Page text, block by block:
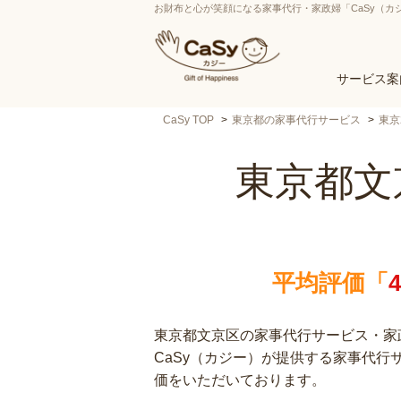
お財布と心が笑顔になる家事代行・家政婦「CaSy（カ
サービス
CaSy TOP 東京都の家事代行サービス 東
東京都
平均評価「
東京都文京区の家事代行サービス・
CaSy（カジー）が提供する家事代行
価をいただいております。